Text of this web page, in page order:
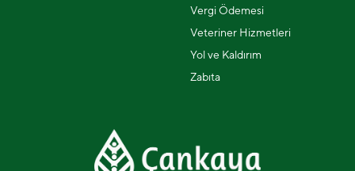
Vergi Ödemesi
Veteriner Hizmetleri
Yol ve Kaldırım
Zabıta